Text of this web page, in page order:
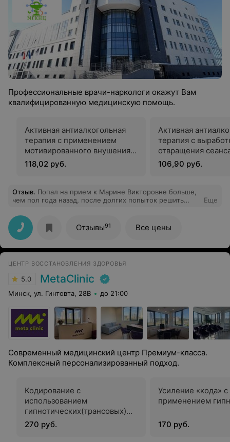
Профессиональные врачи-наркологи окажут Вам
квалифицированную медицинскую помощь.
Активная антиалкогольная
терапия с применением
мотивированного внушения в
гипнотическом состоянии
118,02 руб.
Активная
терапия с
отвращения
гипнотерапии
106,90 руб.
Отзыв. Попал на прием к Марине Викторовне больше,
чем пол года назад, после долгих попыток решить
Еще
Отзывы91 Все цены
ЦЕНТР ВОССТАНОВЛЕНИЯ ЗДОРОВЬЯ
5.0 MetaClinic
Минск, ул. Гинтовта, 28В до 21:00
Современный медицинский центр Премиум-класса.
Комплексный персонализированный подход.
Кодирование с
использованием
гипнотических(трансовых)
техник
270 руб.
Усиление «кода» с
применением
170 руб.